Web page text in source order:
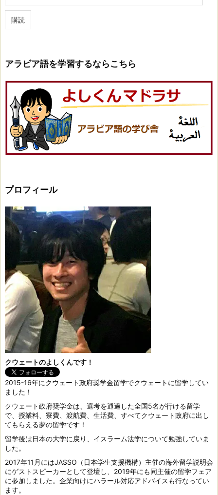
ル
購読
アラビア語を学習するならこちら
プロフィール
クウェートのよしくんです！
2015-16年にクウェート政府奨学金留学でクウェートに留学してい
ました！
クウェート政府奨学金は、選考を通過した全国5名が行ける留学
で、授業料、寮費、渡航費、生活費、すべてクウェート政府に出し
てもらえる夢の留学です！
留学後は日本の大学に戻り、イスラーム法学について勉強していま
した。
2017年11月にはJASSO（日本学生支援機構）主催の海外留学説明会
にゲストスピーカーとして登壇し、2019年にも同主催の留学フェア
に参加しました。企業向けにハラール対応アドバイスも行なってい
ます。